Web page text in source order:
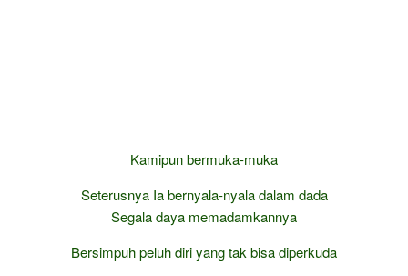
Kamipun bermuka-muka
Seterusnya Ia bernyala-nyala dalam dada
Segala daya memadamkannya
Bersimpuh peluh diri yang tak bisa diperkuda